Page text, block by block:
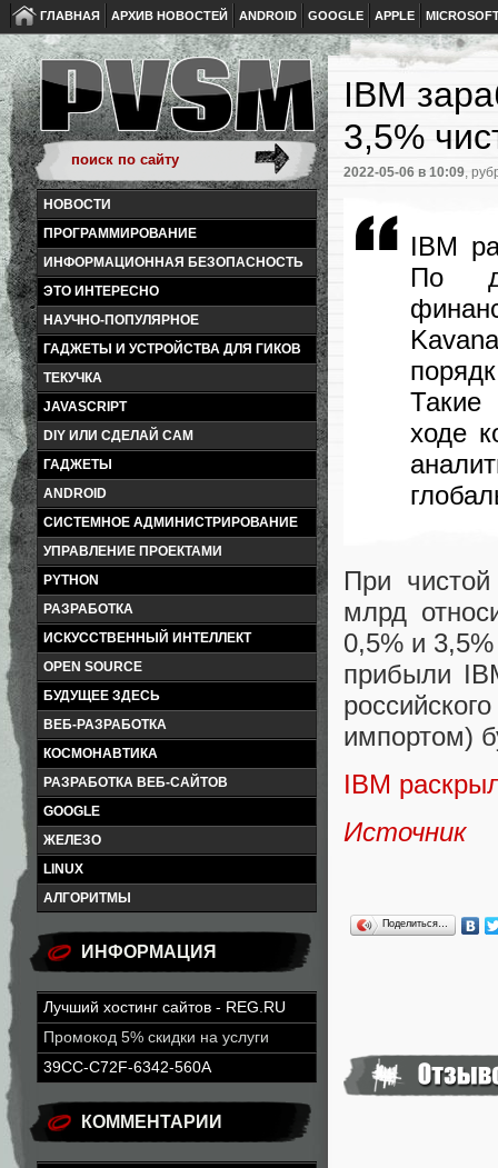
ГЛАВНАЯ АРХИВ НОВОСТЕЙ ANDROID GOOGLE APPLE
НОВОСТИ
ПРОГРАММИРОВАНИЕ
ИНФОРМАЦИОННАЯ БЕЗОПАСНОСТЬ
ЭТО ИНТЕРЕСНО
НАУЧНО-ПОПУЛЯРНОЕ
ГАДЖЕТЫ И УСТРОЙСТВА ДЛЯ ГИКОВ
ТЕКУЧКА
JAVASCRIPT
DIY ИЛИ СДЕЛАЙ САМ
ГАДЖЕТЫ
ANDROID
СИСТЕМНОЕ АДМИНИСТРИРОВАНИЕ
УПРАВЛЕНИЕ ПРОЕКТАМИ
PYTHON
РАЗРАБОТКА
ИСКУССТВЕННЫЙ ИНТЕЛЛЕКТ
OPEN SOURCE
БУДУЩЕЕ ЗДЕСЬ
ВЕБ-РАЗРАБОТКА
КОСМОНАВТИКА
РАЗРАБОТКА ВЕБ-САЙТОВ
GOOGLE
ЖЕЛЕЗО
LINUX
АЛГОРИТМЫ
ИНФОРМАЦИЯ
Лучший хостинг сайтов - REG.RU
Промокод 5% скидки на услуги
39CC-C72F-6342-560A
КОММЕНТАРИИ
IBM
3,5%
2022-05-06 в 10:09,
IBM
По
Такие
ходе
При
млрд
0,5% и 3,5%
прибыли
импортом)
IBM
Источник
Поделиться…